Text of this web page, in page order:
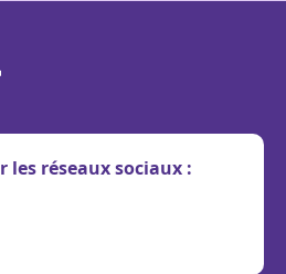
les réseaux sociaux :